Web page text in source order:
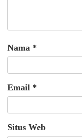
Nama *
Email *
Situs Web